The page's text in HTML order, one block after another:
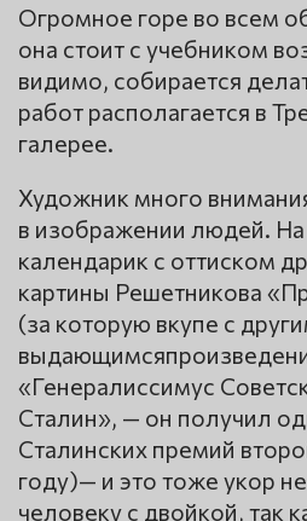
Огромное горе во всем
она стоит с учебником
видимо, собирается
работ располагается в
галерее.
Художник много
в изображении людей.
календарик с оттиском
картины Решетникова
(за которую вкупе с
«Генералиссимус
Сталин», — он получил
Сталинских премий
году)— и это тоже укор
человеку с двойкой, так